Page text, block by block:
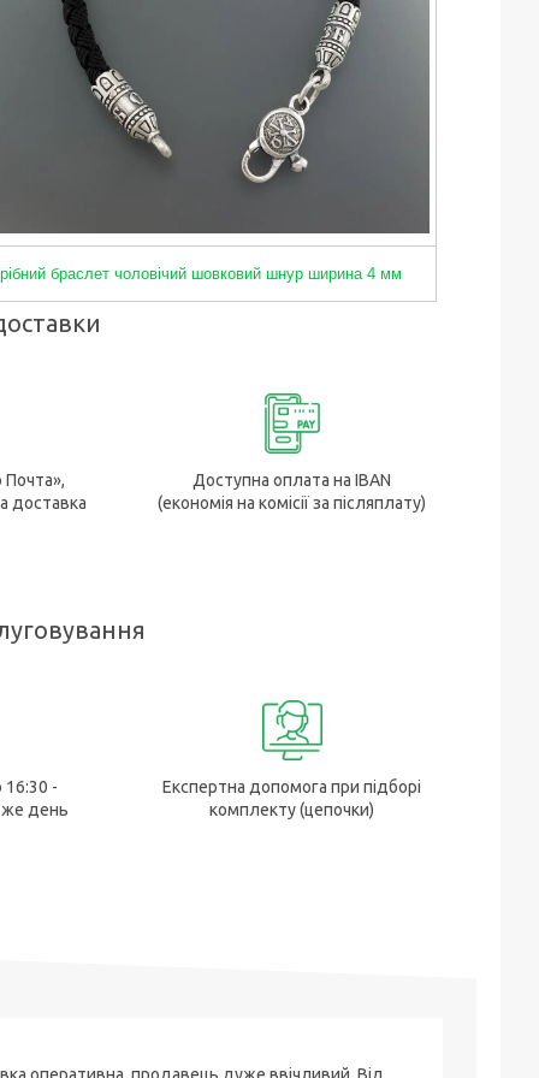
браслет чоловічий шовковий шнур ширина 4 мм
Почта»,
доставка
Доступна оплата на IBAN
(економія на комісії за післяплату)
16:30 -
же день
Експертна допомога при підборі
комплекту (цепочки)